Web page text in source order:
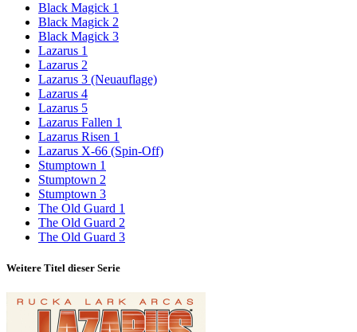
Black Magick 1
Black Magick 2
Black Magick 3
Lazarus 1
Lazarus 2
Lazarus 3 (Neuauflage)
Lazarus 4
Lazarus 5
Lazarus Fallen 1
Lazarus Risen 1
Lazarus X-66 (Spin-Off)
Stumptown 1
Stumptown 2
Stumptown 3
The Old Guard 1
The Old Guard 2
The Old Guard 3
Weitere Titel dieser Serie